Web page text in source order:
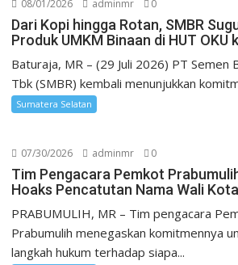
08/01/2026 adminmr 0
Dari Kopi hingga Rotan, SMBR
Produk UMKM Binaan di HUT OKU
Baturaja, MR – (29 Juli 2026) PT Semen
Tbk (SMBR) kembali menunjukkan
Sumatera Selatan
07/30/2026 adminmr 0
Tim Pengacara Pemkot
Hoaks Pencatutan Nama Wali
PRABUMULIH, MR – Tim pengacara
Prabumulih menegaskan komitmennya
langkah hukum terhadap siapa...